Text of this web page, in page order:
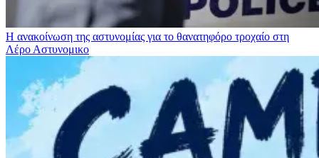
Η ανακοίνωση της αστυνομίας για το θανατηφόρο τροχαίο στη
Λέρο Αστυνομικο